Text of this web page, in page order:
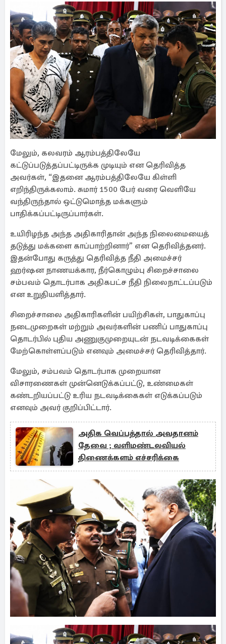
மேலும், கலவரம் ஆரம்பத்திலேயே
கட்டுப்படுத்தப்பட்டிருக்க முடியும் என தெரிவித்த
அவர்கள், “இதனை ஆரம்பத்திலேயே கிள்ளி
எறிந்திருக்கலாம். சுமார் 1500 பேர் வரை வெளியே
வந்திருந்தால் ஒட்டுமொத்த மக்களும்
பாதிக்கப்பட்டிருப்பார்கள்.
உயிரிழந்த அந்த அதிகாரிதான் அந்த நிலைமையைத்
தடுத்து மக்களை காப்பாற்றினார்” என தெரிவித்தனர்.
இதன்போது கருத்து தெரிவித்த நீதி அமைச்சர்
ஹர்ஷன நாணயக்கார, நீர்கொழும்பு சிறைச்சாலை
சம்பவம் தொடர்பாக அதிகபட்ச நீதி நிலைநாட்டப்படும்
என உறுதியளித்தார்.
சிறைச்சாலை அதிகாரிகளின் பயிற்சிகள், பாதுகாப்பு
நடைமுறைகள் மற்றும் அவர்களின் பணிப் பாதுகாப்பு
தொடர்பில் புதிய அணுகுமுறையுடன் நடவடிக்கைகள்
மேற்கொள்ளப்படும் எனவும் அமைச்சர் தெரிவித்தார்.
மேலும், சம்பவம் தொடர்பாக முறையான
விசாரணைகள் முன்னெடுக்கப்பட்டு, உண்மைகள்
கண்டறியப்பட்டு உரிய நடவடிக்கைகள் எடுக்கப்படும்
எனவும் அவர் குறிப்பிட்டார்.
அதிக வெப்பத்தால் அவதானம்
தேவை ; வளிமண்டலவியல்
திணைக்களம் எச்சரிக்கை